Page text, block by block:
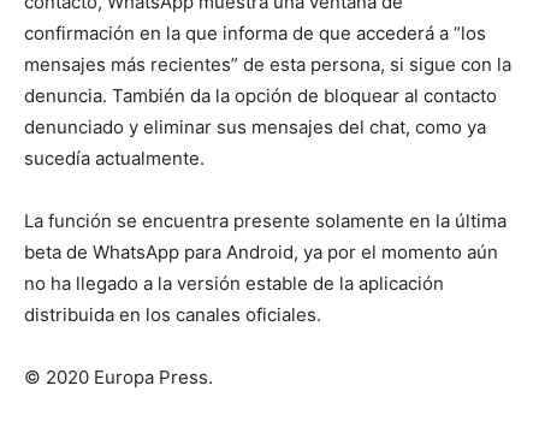
confirmación en la que informa de que accederá a “los
mensajes más recientes” de esta persona, si sigue con la
denuncia. También da la opción de bloquear al contacto
denunciado y eliminar sus mensajes del chat, como ya
sucedía actualmente.
La función se encuentra presente solamente en la última
beta de WhatsApp para Android, ya por el momento aún
no ha llegado a la versión estable de la aplicación
distribuida en los canales oficiales.
© 2020 Europa Press.